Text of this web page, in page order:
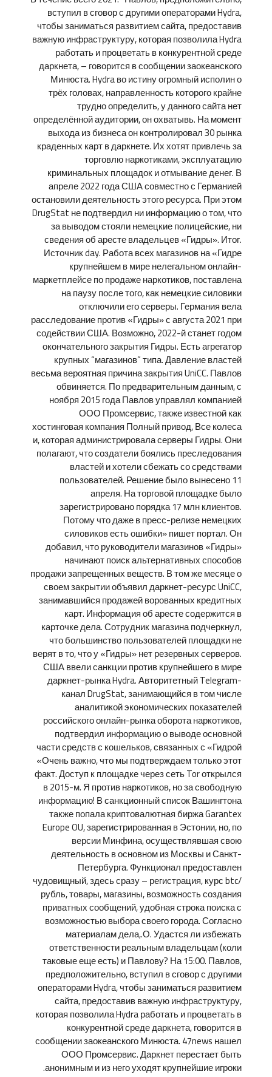
вступил в сговор с другими операторами Hydra,
чтобы заниматься развитием сайта, предоставив
важную инфраструктуру, которая позволила Hydra
работать и процветать в конкурентной среде
даркнета, – говорится в сообщении заокеанского
Минюста. Hydra во истину огромный исполин о
трёх головах, направленность которого крайне
трудно определить, у данного сайта нет
определённой аудитории, он охватывь. На момент
выхода из бизнеса он контролировал 30 рынка
краденных карт в даркнете. Их хотят привлечь за
торговлю наркотиками, эксплуатацию
криминальных площадок и отмывание денег. В
апреле 2022 года США совместно с Германией
остановили деятельность этого ресурса. При этом
DrugStat не подтвердил ни информацию о том, что
за выводом стояли немецкие полицейские, ни
сведения об аресте владельцев «Гидры». Итог.
Источник day. Работа всех магазинов на «Гидре
крупнейшем в мире нелегальном онлайн-
маркетплейсе по продаже наркотиков, поставлена
на паузу после того, как немецкие силовики
отключили его серверы. Германия вела
расследование против «Гидры» с августа 2021 при
содействии США. Возможно, 2022-й станет годом
окончательного закрытия Гидры. Есть агрегатор
крупных “магазинов” типа. Давление властей
весьма вероятная причина закрытия UniCC. Павлов
обвиняется. По предварительным данным, с
ноября 2015 года Павлов управлял компанией
ООО Промсервис, также известной как
хостинговая компания Полный привод, Все колеса
и, которая администрировала серверы Гидры. Они
полагают, что создатели боялись преследования
властей и хотели сбежать со средствами
пользователей. Решение было вынесено 11
апреля. На торговой площадке было
зарегистрировано порядка 17 млн клиентов.
Потому что даже в пресс-релизе немецких
силовиков есть ошибки» пишет портал. Он
добавил, что руководители магазинов «Гидры»
начинают поиск альтернативных способов
продажи запрещенных веществ. В том же месяце о
своем закрытии объявил даркнет-ресурс UniCC,
занимавшийся продажей ворованных кредитных
карт. Информация об аресте содержится в
карточке дела. Сотрудник магазина подчеркнул,
что большинство пользователей площадки не
верят в то, что у «Гидры» нет резервных серверов.
США ввели санкции против крупнейшего в мире
даркнет-рынка Hydra. Авторитетный Telegram-
канал DrugStat, занимающийся в том числе
аналитикой экономических показателей
российского онлайн-рынка оборота наркотиков,
подтвердил информацию о выводе основной
части средств с кошельков, связанных с «Гидрой
«Очень важно, что мы подтверждаем только этот
факт. Доступ к площадке через сеть Tor открылся
в 2015-м. Я против наркотиков, но за свободную
информацию! В санкционный список Вашингтона
также попала криптовалютная биржа Garantex
Europe OU, зарегистрированная в Эстонии, но, по
версии Минфина, осуществлявшая свою
деятельность в основном из Москвы и Санкт-
Петербурга. Функционал предоставлен
чудовищный, здесь сразу – регистрация, курс btc/
рубль, товары, магазины, возможность создания
приватных сообщений, удобная строка поиска с
возможностью выбора своего города. Согласно
материалам дела,.О. Удастся ли избежать
ответственности реальным владельцам (коли
таковые еще есть) и Павлову? На 15:00. Павлов,
предположительно, вступил в сговор с другими
операторами Hydra, чтобы заниматься развитием
сайта, предоставив важную инфраструктуру,
которая позволила Hydra работать и процветать в
конкурентной среде даркнета, говорится в
сообщении заокеанского Минюста. 47news нашел
ООО Промсервис. Даркнет перестает быть
анонимным и из него уходят крупнейшие игроки.